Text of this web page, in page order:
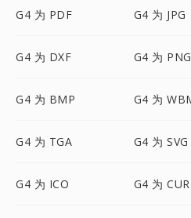
G4 为 PDF G4 为 JPG
G4 为 DXF G4 为 PNG
G4 为 BMP G4 为
G4 为 TGA G4 为 SVG
G4 为 ICO G4 为 CUR